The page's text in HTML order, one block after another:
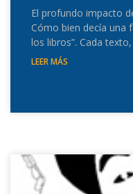
El profundo impacto
Cómo bien decía una
los libros”. Cada
LEER MÁS